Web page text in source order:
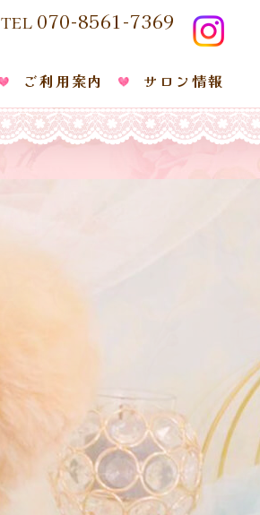
TEL 070-8561-7369
ご利用案内 サロン情報